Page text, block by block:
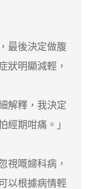
最後決定做腹
狀明顯減輕，
解釋，我決定
經期咁痛。」
嘅婦科病，
以根據病情輕